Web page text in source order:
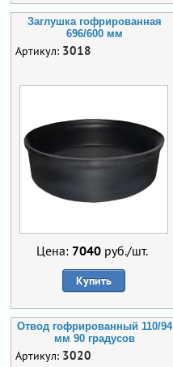
Заглушка гофрированная
696/600 мм
Артикул: 3018
Цена: 7040руб./шт.
Купить
Отвод гофрированный 110/94
мм 90 градусов
Артикул: 3020